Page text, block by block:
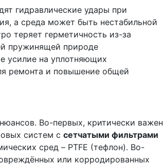
гидравлические удары при
а среда может быть нестабильной
теряет герметичность из-за
пружинящей природе
усилие на уплотняющих
ремонта и повышение общей
Во-первых, критически важен
систем с сетчатыми фильтрами
сред – PTFE (тефлон). Во-
или корродированных